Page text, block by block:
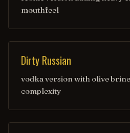
mouthfeel
Dirty Russian
vodka version with olive
complexity